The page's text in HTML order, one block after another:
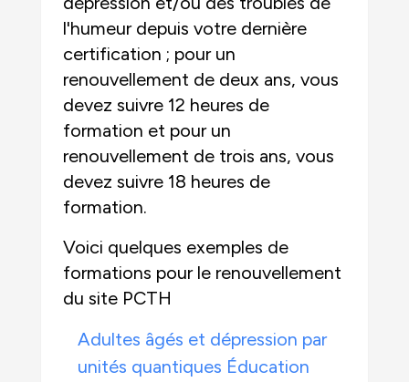
l'humeur depuis votre dernière
certification ; pour un
renouvellement de deux ans, vous
devez suivre 12 heures de
formation et pour un
renouvellement de trois ans, vous
devez suivre 18 heures de
formation.
Voici quelques exemples de
formations pour le renouvellement
du site PCTH
Adultes âgés et dépression par
unités quantiques Éducation